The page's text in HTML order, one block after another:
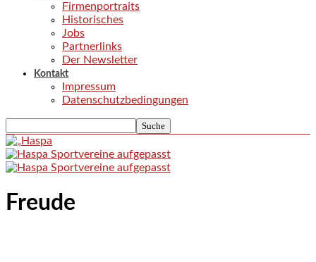
Firmenportraits
Historisches
Jobs
Partnerlinks
Der Newsletter
Kontakt
Impressum
Datenschutzbedingungen
Freude